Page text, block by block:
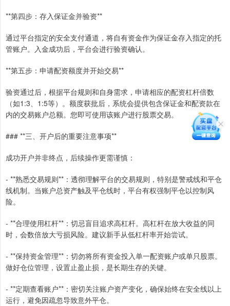
**第四步：存入保证金并验资**
通过平台指定的安全支付通道，将自有资金作为保证金存入指定的托
管账户。入金成功后，平台会进行验资确认。
**第五步：申请配资额度并开始交易**
验资通过后，根据平台规则和自身需求，申请相应的配资杠杆倍数
（如1:3、1:5等）。额度获批后，系统会提供包含保证金和配资款在
内的交易账户总额。您即可使用该账户进行股票交易。
### **三、开户后的重要注意事项**
成功开户并非终点，后续操作更需谨慎：
- **熟悉交易规则**：透彻理解平台的交易规则，特别是警戒线和平仓
线机制。当账户总资产触及平仓线时，平台有权强制平仓以控制风
险。
- **合理使用杠杆**：切忌盲目追求高杠杆。高杠杆在放大收益的同
时，会数倍放大亏损风险。建议新手从低杠杆率开始尝试。
- **保持资金管理**：切勿将所有资金投入单一配资账户或单只股票。
做好仓位管理，设置止盈止损，是长期生存的关键。
- **定期查看账户**：密切关注账户资产变化，确保始终在安全线以上
运行，避免因疏忽导致意外平仓。